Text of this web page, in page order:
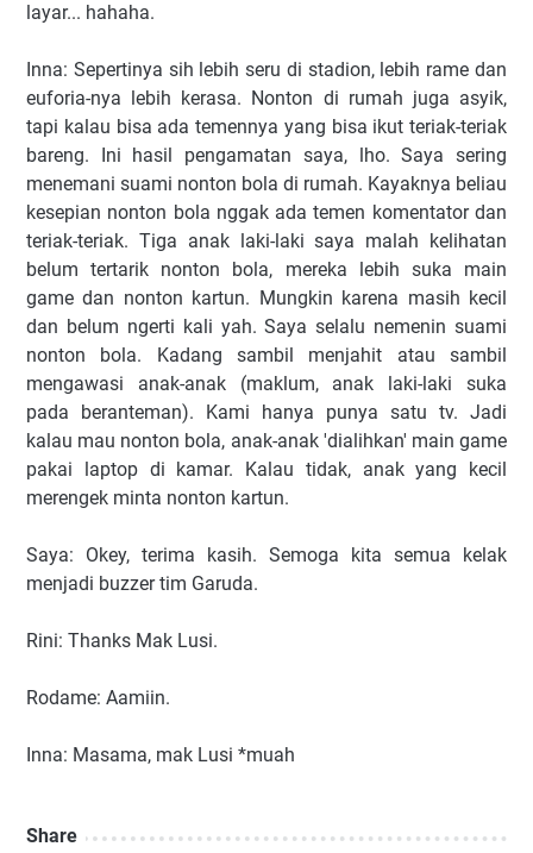
layar... hahaha.
Inna: Sepertinya sih lebih seru di stadion, lebih rame dan
euforia-nya lebih kerasa. Nonton di rumah juga asyik,
tapi kalau bisa ada temennya yang bisa ikut teriak-teriak
bareng. Ini hasil pengamatan saya, lho. Saya sering
menemani suami nonton bola di rumah. Kayaknya beliau
kesepian nonton bola nggak ada temen komentator dan
teriak-teriak. Tiga anak laki-laki saya malah kelihatan
belum tertarik nonton bola, mereka lebih suka main
game dan nonton kartun. Mungkin karena masih kecil
dan belum ngerti kali yah. Saya selalu nemenin suami
nonton bola. Kadang sambil menjahit atau sambil
mengawasi anak-anak (maklum, anak laki-laki suka
pada beranteman). Kami hanya punya satu tv. Jadi
kalau mau nonton bola, anak-anak 'dialihkan' main game
pakai laptop di kamar. Kalau tidak, anak yang kecil
merengek minta nonton kartun.
Saya: Okey, terima kasih. Semoga kita semua kelak
menjadi buzzer tim Garuda.
Rini: Thanks Mak Lusi.
Rodame: Aamiin.
Inna: Masama, mak Lusi *muah
Share